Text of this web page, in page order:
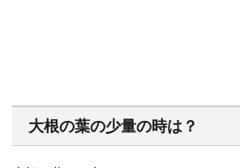
大根の葉の少量の時は？